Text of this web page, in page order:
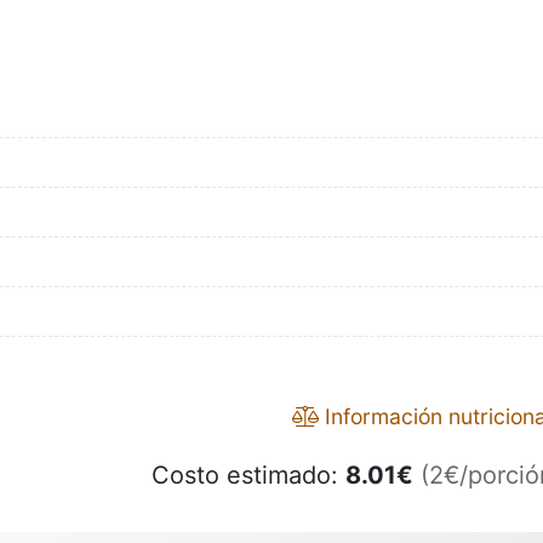
Información
Costo estimado: 8.01€ (2€/